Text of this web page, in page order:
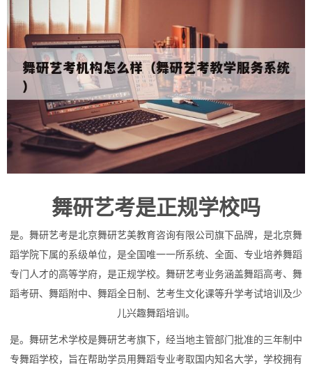
舞研艺考是正规学校吗
是。舞研艺考是北京舞研艺美教育咨询有限公司旗下品牌，是北京舞
蹈学院下属的系级单位，是全国唯一一所系统、全面、专业培养舞蹈
专门人才的高等学府，是正规学校。舞研艺考业务涵盖舞蹈高考、舞
蹈考研、舞蹈附中、舞蹈全日制、艺考生文化课等升学考试培训及少
儿兴趣舞蹈培训。
是。舞研艺术学校是舞研艺考旗下，经当地主管部门批准的三年制中
专舞蹈学校，旨在帮助学员用舞蹈专业考取国内知名大学，学校拥有